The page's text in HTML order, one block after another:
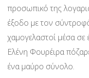
προσωπικό της
έξοδο με τον
χαμογελαστοί μέσα σε
Ελένη Φουρέιρα
ένα μαύρο σύνολο.